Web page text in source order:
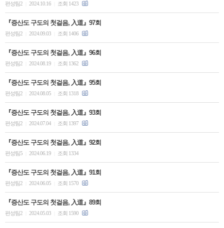
편성팀2 2024.10.16 조회 1423
『증산도 구도의 첫걸음, 入道』97회
편성팀2 2024.09.03 조회 1406
『증산도 구도의 첫걸음, 入道』96회
편성팀2 2024.08.19 조회 1362
『증산도 구도의 첫걸음, 入道』95회
편성팀2 2024.08.05 조회 1318
『증산도 구도의 첫걸음, 入道』93회
편성팀2 2024.07.04 조회 1397
『증산도 구도의 첫걸음, 入道』92회
편성팀5 2024.06.19 조회 1334
『증산도 구도의 첫걸음, 入道』91회
편성팀2 2024.06.05 조회 1570
『증산도 구도의 첫걸음, 入道』89회
편성팀2 2024.05.03 조회 1590